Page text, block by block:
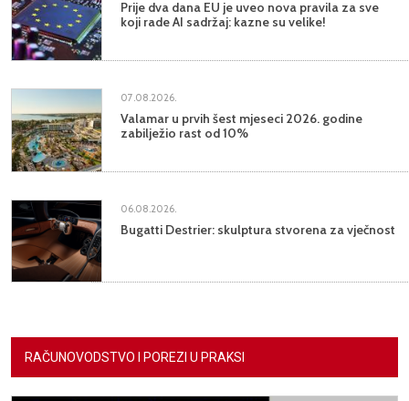
Prije dva dana EU je uveo nova pravila za sve
koji rade AI sadržaj: kazne su velike!
07.08.2026.
Valamar u prvih šest mjeseci 2026. godine
zabilježio rast od 10%
06.08.2026.
Bugatti Destrier: skulptura stvorena za vječnost
RAČUNOVODSTVO I POREZI U PRAKSI